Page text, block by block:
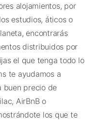
alojamientos, por
estudios, áticos o
encontrarás
distribuidos por
el que tenga todo lo
te ayudamos a
buen precio de
AirBnB o
los que te